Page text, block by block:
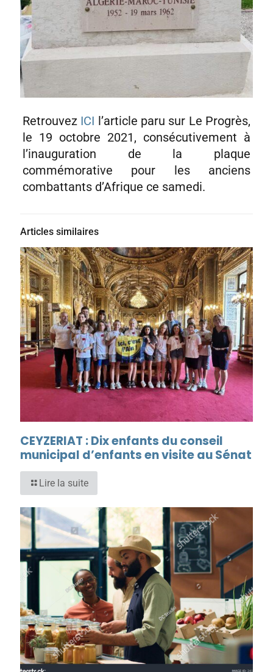
Retrouvez ICI l’article paru sur Le Progrès,
le 19 octobre 2021, consécutivement à
l’inauguration de la plaque
commémorative pour les anciens
combattants d’Afrique ce samedi.
Articles similaires
CEYZERIAT : Dix enfants du conseil
municipal d’enfants en visite au Sénat
Lire la suite